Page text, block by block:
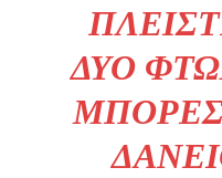
ΔΎΟ